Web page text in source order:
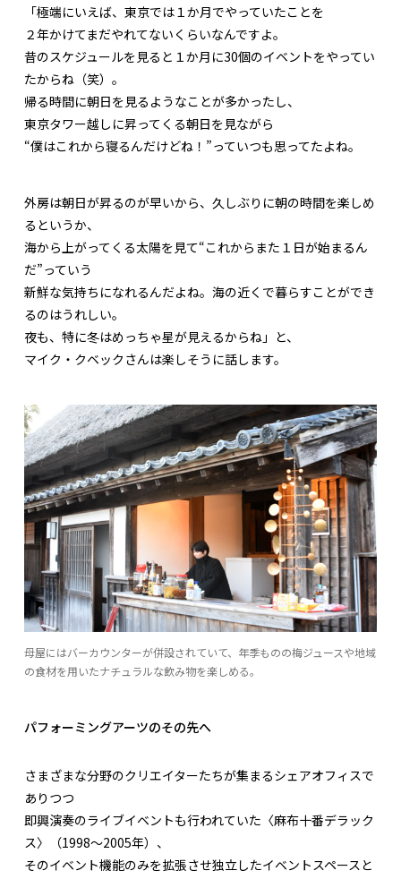
「極端にいえば、東京では１か月でやっていたことを
２年かけてまだやれてないくらいなんですよ。
昔のスケジュールを見ると１か月に30個のイベントをやってい
たからね（笑）。
帰る時間に朝日を見るようなことが多かったし、
東京タワー越しに昇ってくる朝日を見ながら
“僕はこれから寝るんだけどね！”っていつも思ってたよね。
外房は朝日が昇るのが早いから、久しぶりに朝の時間を楽しめ
るというか、
海から上がってくる太陽を見て“これからまた１日が始まるん
だ”っていう
新鮮な気持ちになれるんだよね。海の近くで暮らすことができ
るのはうれしい。
夜も、特に冬はめっちゃ星が見えるからね」と、
マイク・クベックさんは楽しそうに話します。
母屋にはバーカウンターが併設されていて、年季ものの梅ジュースや地域
の食材を用いたナチュラルな飲み物を楽しめる。
パフォーミングアーツのその先へ
さまざまな分野のクリエイターたちが集まるシェアオフィスで
ありつつ
即興演奏のライブイベントも行われていた〈麻布十番デラック
ス〉（1998～2005年）、
そのイベント機能のみを拡張させ独立したイベントスペースと